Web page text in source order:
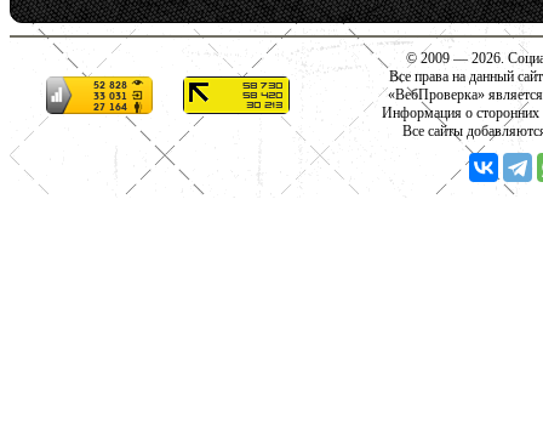
© 2009 — 2026.
Все права на данный
«ВебПроверка»
Информация о сторонних
Все сайты